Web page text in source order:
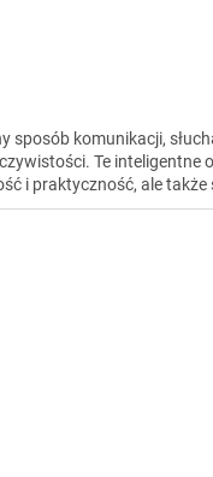
sposób komunikacji,
Te inteligentne
i praktyczność, ale także